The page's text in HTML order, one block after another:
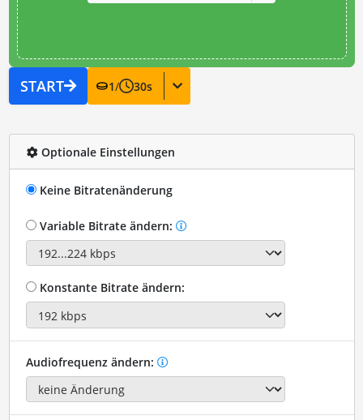
START 1/ 30s
Optionale Einstellungen
Keine Bitratenänderung
Variable Bitrate ändern:
Konstante Bitrate ändern:
Audiofrequenz ändern: